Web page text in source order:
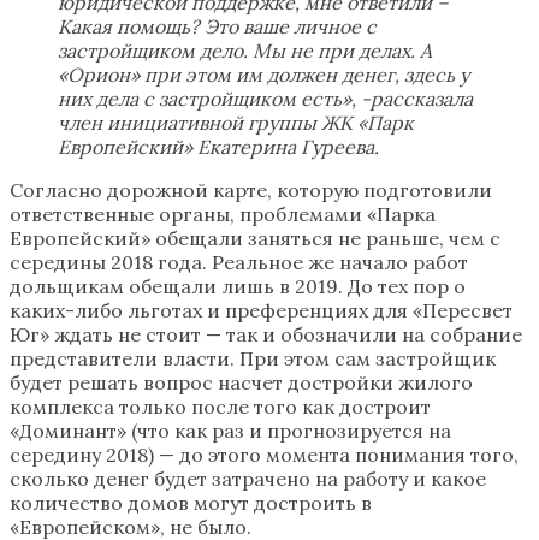
Какая помощь? Это ваше личное с
застройщиком дело. Мы не при делах. А
«Орион» при этом им должен денег, здесь у
них дела с застройщиком есть», -рассказала
член инициативной группы ЖК «Парк
Европейский» Екатерина Гуреева.
Согласно дорожной карте, которую подготовили
ответственные органы, проблемами «Парка
Европейский» обещали заняться не раньше, чем с
середины 2018 года. Реальное же начало работ
дольщикам обещали лишь в 2019. До тех пор о
каких-либо льготах и преференциях для «Пересвет
Юг» ждать не стоит — так и обозначили на собрание
представители власти. При этом сам застройщик
будет решать вопрос насчет достройки жилого
комплекса только после того как достроит
«Доминант» (что как раз и прогнозируется на
середину 2018) — до этого момента понимания того,
сколько денег будет затрачено на работу и какое
количество домов могут достроить в
«Европейском», не было.